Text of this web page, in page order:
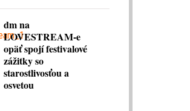
dm na
LOVESTREAM-e
opäť spojí festivalové
zážitky so
starostlivosťou a
osvetou